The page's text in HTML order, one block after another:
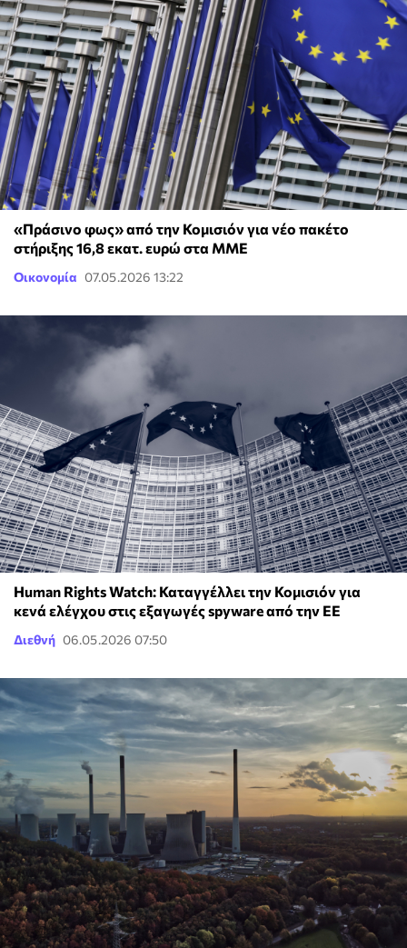
«Πράσινο φως» από την Κομισιόν για νέο πακέτο
στήριξης 16,8 εκατ. ευρώ στα ΜΜΕ
Οικονομία 07.05.2026 13:22
Human Rights Watch: Καταγγέλλει την Κομισιόν για
κενά ελέγχου στις εξαγωγές spyware από την ΕΕ
Διεθνή 06.05.2026 07:50